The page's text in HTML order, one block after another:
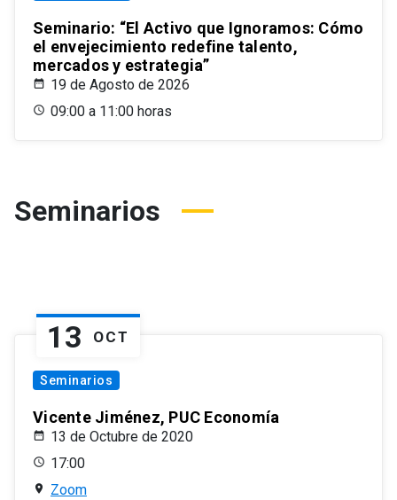
Seminario: “El Activo que Ignoramos: Cómo
el envejecimiento redefine talento,
mercados y estrategia”
19 de Agosto de 2026
09:00 a 11:00 horas
Seminarios
13 OCT
Seminarios
Vicente Jiménez, PUC Economía
13 de Octubre de 2020
17:00
Zoom